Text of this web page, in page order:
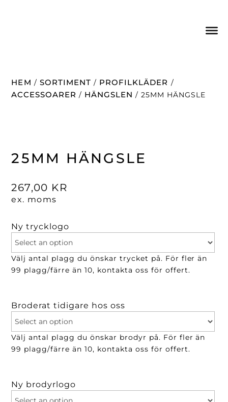
HEM / SORTIMENT / PROFILKLÄDER /
ACCESSOARER / HÄNGSLEN / 25MM HÄNGSLE
25MM HÄNGSLE
267,00 KR
ex. moms
Ny trycklogo
Välj antal plagg du önskar trycket på. För fler än
99 plagg/färre än 10, kontakta oss för offert.
Broderat tidigare hos oss
Välj antal plagg du önskar brodyr på. För fler än
99 plagg/färre än 10, kontakta oss för offert.
Ny brodyrlogo